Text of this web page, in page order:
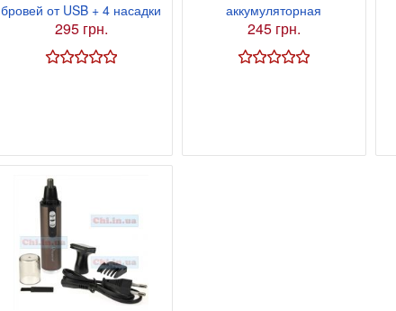
бровей от USB + 4 насадки
295 грн.
аккумуляторная
245 грн.